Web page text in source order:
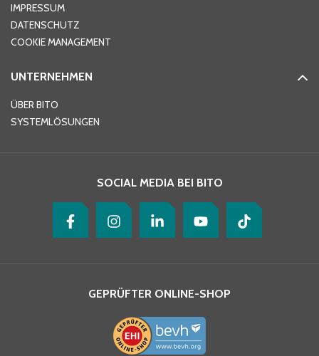
Telefon
IMPRESSUM
DATENSCHUTZ
COOKIE MANAGEMENT
UNTERNEHMEN
ÜBER BITO
SYSTEMLÖSUNGEN
SOCIAL MEDIA BEI BITO
GEPRÜFTER ONLINE-SHOP